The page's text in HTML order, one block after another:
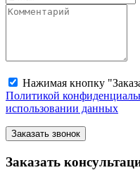
Нажимая кнопку
Политикой
использовании данных
Заказать звонок
Заказать